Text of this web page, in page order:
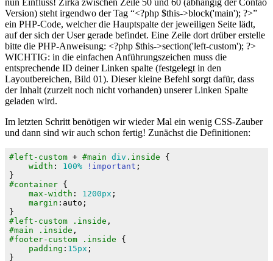
nun Einfluss! Zirka zwischen Zeile 50 und 60 (abhängig der Contao
Version) steht irgendwo der Tag “<?php $this->block('main'); ?>”
ein PHP-Code, welcher die Hauptspalte der jeweiligen Seite lädt,
auf der sich der User gerade befindet. Eine Zeile dort drüber erstelle
bitte die PHP-Anweisung: <?php $this->section('left-custom'); ?>
WICHTIG: in die einfachen Anführungszeichen muss die
entsprechende ID deiner Linken spalte (festgelegt in den
Layoutbereichen, Bild 01). Dieser kleine Befehl sorgt dafür, dass
der Inhalt (zurzeit noch nicht vorhanden) unserer Linken Spalte
geladen wird.
Im letzten Schritt benötigen wir wieder Mal ein wenig CSS-Zauber
und dann sind wir auch schon fertig! Zunächst die Definitionen:
#left-custom + #main div .inside {
width : 100% !important ;
#container {
max-width : 1200px ;
margin :auto;
#left-custom
.inside
#main
.inside
#footer-custom
.inside {
padding : 15px ;